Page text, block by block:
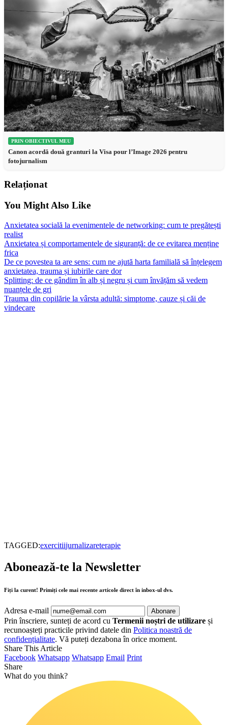
PRIN OBIECTIVUL MEU
Canon acordă două granturi la Visa pour l’Image 2026 pentru
fotojurnalism
Relaționat
You Might Also Like
Anxietatea socială la evenimentele de networking: cum te pregătești
realist
Anxietatea și comportamentele de siguranță: de ce evitarea menține
frica
De ce povestea ta are sens: cum ne ajută harta familială să înțelegem
anxietatea, trauma și iubirile care dor
Splitting: de ce gândim în alb și negru și cum învățăm să vedem
nuanțele de gri
Trauma din copilărie la vârsta adultă: simptome, cauze și căi de
vindecare
TAGGED:exercitiijurnalizareterapie
Abonează-te la Newsletter
Fiți la curent! Primiți cele mai recente articole direct în inbox-ul dvs.
Adresa e-mail
Prin înscriere, sunteți de acord cu Termenii noștri de utilizare și
recunoașteți practicile privind datele din Politica noastră de
confidențialitate. Vă puteți dezabona în orice moment.
Share This Article
Facebook Whatsapp Whatsapp Email Print
Share
What do you think?